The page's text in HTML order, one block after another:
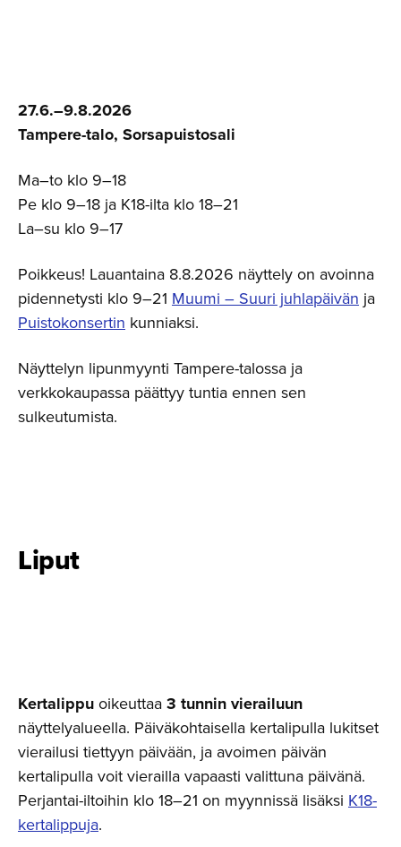
27.6.–9.8.2026
Tampere-talo, Sorsapuistosali
Ma–to klo 9–18
Pe klo 9–18 ja K18-ilta klo 18–21
La–su klo 9–17
Poikkeus! Lauantaina 8.8.2026 näyttely on avoinna
pidennetysti klo 9–21 Muumi – Suuri juhlapäivän ja
Puistokonsertin kunniaksi.
Näyttelyn lipunmyynti Tampere-talossa ja
verkkokaupassa päättyy tuntia ennen sen
sulkeutumista.
Liput
Kertalippuoikeuttaa3 tunnin vierailuun
näyttelyalueella. Päiväkohtaisella kertalipulla lukitset
vierailusi tiettyyn päivään, ja avoimen päivän
kertalipulla voit vierailla vapaasti valittuna päivänä.
Perjantai-iltoihin klo 18–21 on myynnissä lisäksi K18-
kertalippuja.